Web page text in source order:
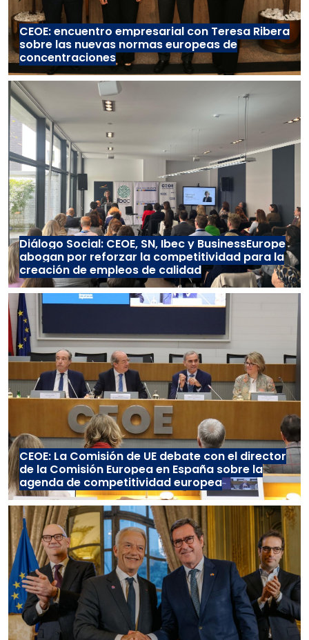
CEOE: encuentro empresarial con Teresa Ribera
sobre las nuevas normas europeas de
concentraciones
Diálogo Social: CEOE, SN, Ibec y BusinessEurope
abogan por reforzar la competitividad para la
creación de empleos de calidad
CEOE: La Comisión de UE debate con el director
de la Comisión Europea en España sobre la
agenda de competitividad europea